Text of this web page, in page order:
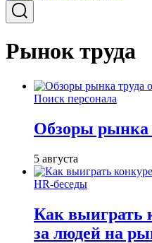
Рынок труда
Поиск персонала
Обзоры рынка
5 августа
HR-беседы
Как выиграть
за людей на